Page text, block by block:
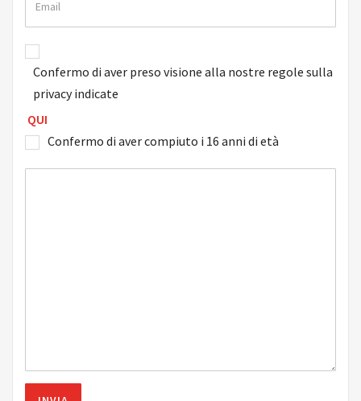
Confermo di aver preso visione alla nostre regole sulla
privacy indicate
QUI
Confermo di aver compiuto i 16 anni di età